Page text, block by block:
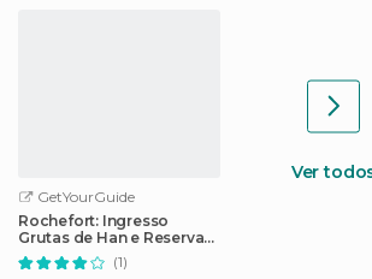
GetYourGuide
Rochefort: Ingresso
Grutas de Han e Reserva
Natural
(1)
Ver